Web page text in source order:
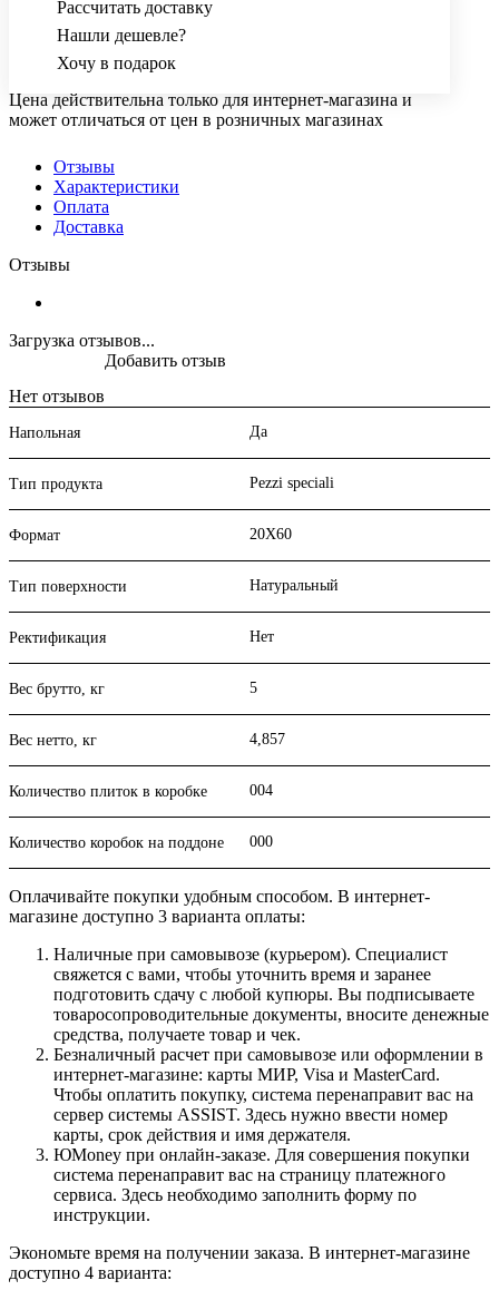
Рассчитать доставку
Нашли дешевле?
Хочу в подарок
Цена действительна только для интернет-магазина и
может отличаться от цен в розничных магазинах
Отзывы
Характеристики
Оплата
Доставка
Отзывы
Загрузка отзывов...
Нет отзывов
Добавить отзыв
Напольная Да
Тип продукта Pezzi speciali
Формат 20X60
Тип поверхности Натуральный
Ректификация Нет
Вес брутто, кг 5
Вес нетто, кг 4,857
Количество плиток в коробке 004
Количество коробок на поддоне 000
Оплачивайте покупки удобным способом. В интернет-
магазине доступно 3 варианта оплаты:
Наличные при самовывозе (курьером). Специалист
свяжется с вами, чтобы уточнить время и заранее
подготовить сдачу с любой купюры. Вы подписываете
товаросопроводительные документы, вносите денежные
средства, получаете товар и чек.
Безналичный расчет при самовывозе или оформлении в
интернет-магазине: карты МИР, Visa и MasterCard.
Чтобы оплатить покупку, система перенаправит вас на
сервер системы ASSIST. Здесь нужно ввести номер
карты, срок действия и имя держателя.
ЮMoney при онлайн-заказе. Для совершения покупки
система перенаправит вас на страницу платежного
сервиса. Здесь необходимо заполнить форму по
инструкции.
Экономьте время на получении заказа. В интернет-магазине
доступно 4 варианта: